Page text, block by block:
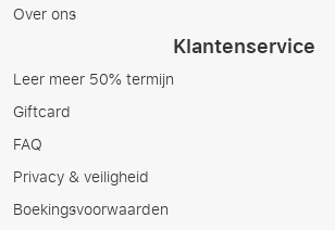
Over ons
Klantenservice
Leer meer 50% termijn
Giftcard
FAQ
Privacy & veiligheid
Boekingsvoorwaarden